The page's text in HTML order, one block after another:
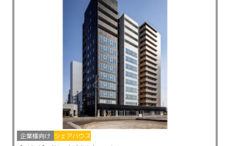
企業様向け シェアハウス